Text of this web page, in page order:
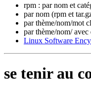
rpm : par nom et
par nom (rpm et
par thème/nom/mot
par thème/nom/ avec
Linux Software
se tenir au